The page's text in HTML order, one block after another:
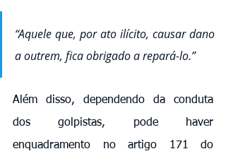
“Aquele que, por ato ilícito, causar dano
a outrem, fica obrigado a repará-lo.”
Além disso, dependendo da conduta
dos golpistas, pode haver
enquadramento no artigo 171 do